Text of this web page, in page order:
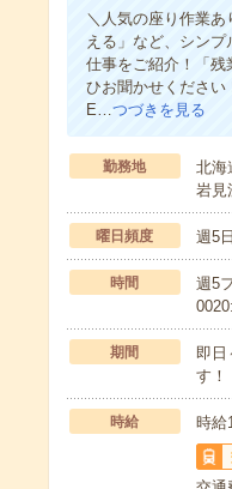
＼人気の座り作業
える」など、シン
仕事をご紹介！「残
ひお聞かせください
E…つづきを見る
勤務地
北海
岩見
曜日頻度 週5
時間
週5
期間
即
す！
時給 時